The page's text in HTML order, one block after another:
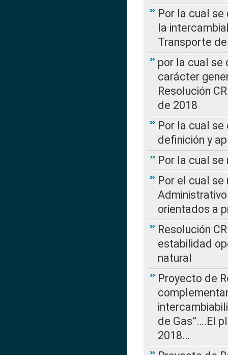
Por la cual
la
Transporte
por la cual se
carácter
Resolución
de 2018
Por la cual
definición y
Por la cual
Por el cual
orientados a
Resolución
estabilidad
natural
Proyecto de
de Gas”….El
2018…